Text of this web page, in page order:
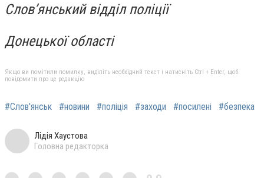
Слов’янський відділ поліції
Донецької області
Якщо ви помітили помилку, виділіть необхідний текст і натисніть Ctrl + Enter, щоб
повідомити про це редакцію
#Слов'янськ #новини #поліція #заходи #посилені #безпека
Лідія Хаустова
Головна редакторка